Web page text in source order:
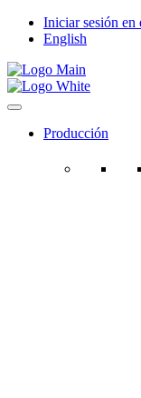
Iniciar sesión en
English
Producción